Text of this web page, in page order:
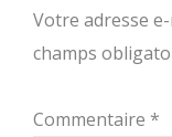
Votre adresse
champs
Commentaire *